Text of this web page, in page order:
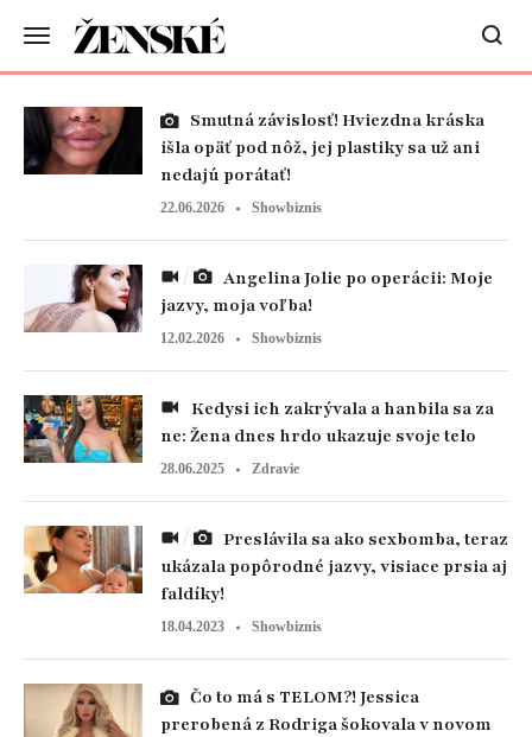
išla opäť pod nôž, jej plastiky sa už ani
nedajú porátať!
22.06.2026 Showbiznis
jazvy, moja voľba!
12.02.2026 Showbiznis
ne: Žena dnes hrdo ukazuje svoje telo
28.06.2025 Zdravie
ukázala popôrodné jazvy, visiace prsia aj
faldíky!
18.04.2023 Showbiznis
prerobená z Rodriga šokovala v novom